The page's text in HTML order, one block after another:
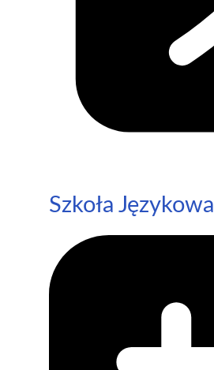
Szkoła Językowa